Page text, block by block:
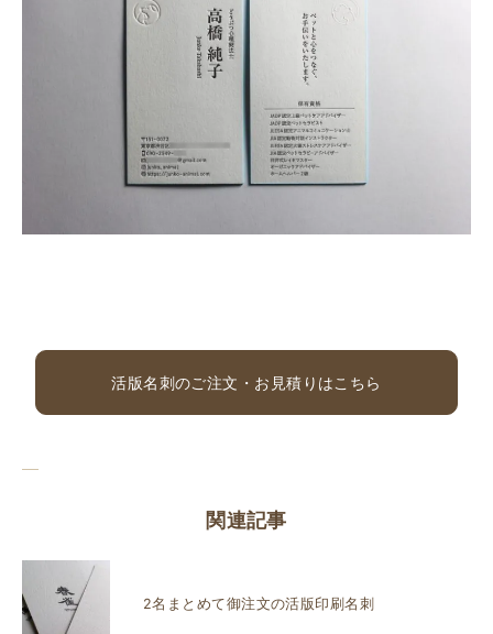
活版名刺のご注文・お見積りはこちら
関連記事
2名まとめて御注文の活版印刷名刺